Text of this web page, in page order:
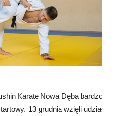
Karate Nowa Dębabardzo
13 grudnia wzięli udział